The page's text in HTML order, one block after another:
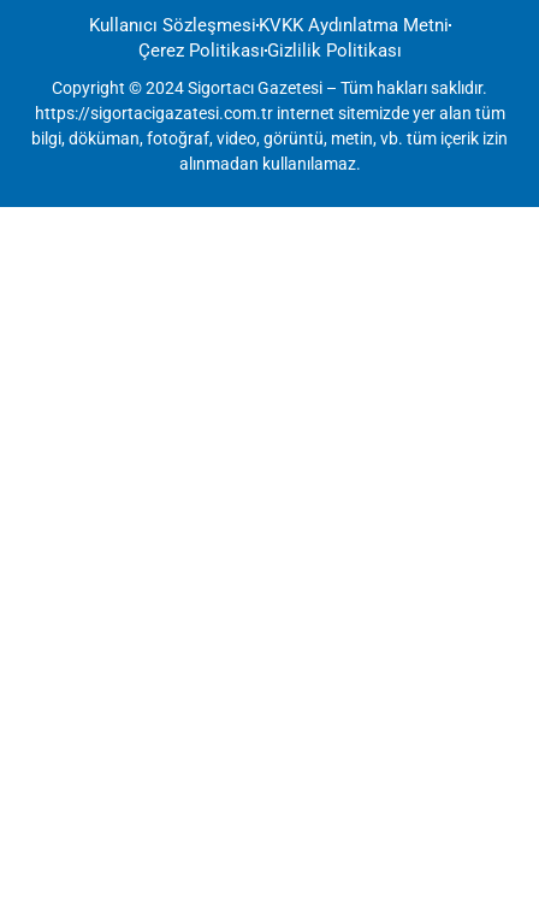
Kullanıcı SözleşmesiKVKK Aydınlatma Metni
Çerez PolitikasıGizlilik Politikası
Copyright © 2024 Sigortacı Gazetesi – Tüm hakları saklıdır.
https://sigortacigazatesi.com.tr internet sitemizde yer alan tüm
bilgi, döküman, fotoğraf, video, görüntü, metin, vb. tüm içerik izin
alınmadan kullanılamaz.